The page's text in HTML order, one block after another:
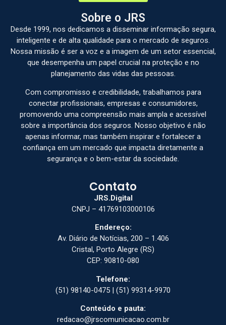
Sobre o JRS
Desde 1999, nos dedicamos a disseminar informação segura,
inteligente e de alta qualidade para o mercado de seguros.
Nossa missão é ser a voz e a imagem de um setor essencial,
que desempenha um papel crucial na proteção e no
planejamento das vidas das pessoas.
Com compromisso e credibilidade, trabalhamos para
conectar profissionais, empresas e consumidores,
promovendo uma compreensão mais ampla e acessível
sobre a importância dos seguros. Nosso objetivo é não
apenas informar, mas também inspirar e fortalecer a
confiança em um mercado que impacta diretamente a
segurança e o bem-estar da sociedade.
Contato
JRS.Digital
CNPJ – 41769103000106
Endereço:
Av. Diário de Notícias, 200 – 1.406
Cristal, Porto Alegre (RS)
CEP: 90810-080
Telefone:
(51) 98140-0475 | (51) 99314-9970
Conteúdo e pauta:
redacao@jrscomunicacao.com.br